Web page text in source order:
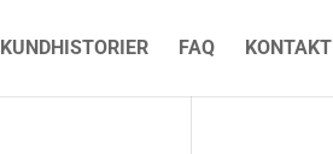
KUNDHISTORIER FAQ KONTAKT